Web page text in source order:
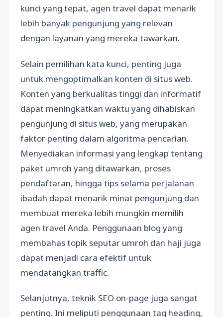
kunci yang tepat, agen travel dapat menarik
lebih banyak pengunjung yang relevan
dengan layanan yang mereka tawarkan.
Selain pemilihan kata kunci, penting juga
untuk mengoptimalkan konten di situs web.
Konten yang berkualitas tinggi dan informatif
dapat meningkatkan waktu yang dihabiskan
pengunjung di situs web, yang merupakan
faktor penting dalam algoritma pencarian.
Menyediakan informasi yang lengkap tentang
paket umroh yang ditawarkan, proses
pendaftaran, hingga tips selama perjalanan
ibadah dapat menarik minat pengunjung dan
membuat mereka lebih mungkin memilih
agen travel Anda. Penggunaan blog yang
membahas topik seputar umroh dan haji juga
dapat menjadi cara efektif untuk
mendatangkan traffic.
Selanjutnya, teknik SEO on-page juga sangat
penting. Ini meliputi penggunaan tag heading,